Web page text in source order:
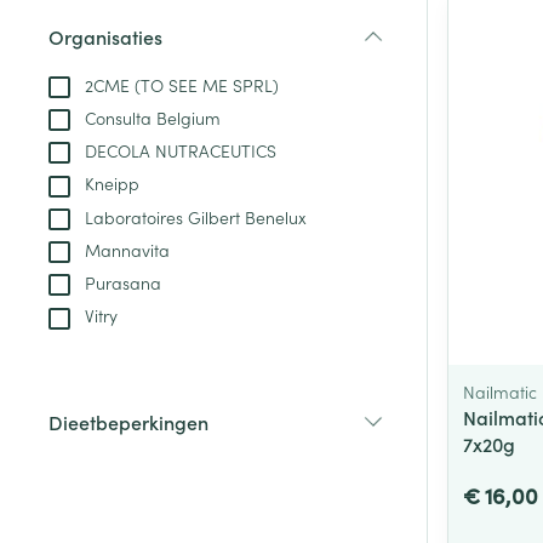
Eksteroog -
Specifiek voor
Aerosol
Oplossing voor
Naalden
pennaalden
Creme, gel en
Spieren en
Luizen
Organisaties
2CME (TO SEE ME SPRL)
Consulta Belgium
DECOLA NUTRACEUTICS
Kneipp
Laboratoires Gilbert Benelux
Mannavita
Purasana
Vitry
Dieetbeperkingen
Nailmatic
7x20g
€ 16,00